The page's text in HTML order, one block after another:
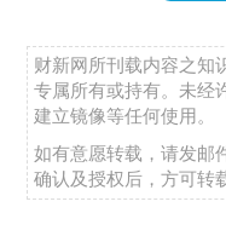
财新网所刊载内容之知
专属所有或持有。未经
建立镜像等任何使用。
如有意愿转载，请发邮
确认及授权后，方可转